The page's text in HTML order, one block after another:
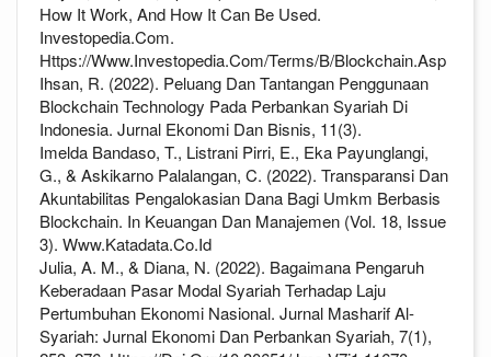
How It Work, And How It Can Be Used.
Investopedia.Com.
Https://Www.Investopedia.Com/Terms/B/Blockchain.Asp
Ihsan, R. (2022). Peluang Dan Tantangan Penggunaan
Blockchain Technology Pada Perbankan Syariah Di
Indonesia. Jurnal Ekonomi Dan Bisnis, 11(3).
Imelda Bandaso, T., Listrani Pirri, E., Eka Payunglangi,
G., & Askikarno Palalangan, C. (2022). Transparansi Dan
Akuntabilitas Pengalokasian Dana Bagi Umkm Berbasis
Blockchain. In Keuangan Dan Manajemen (Vol. 18, Issue
3). Www.Katadata.Co.Id
Julia, A. M., & Diana, N. (2022). Bagaimana Pengaruh
Keberadaan Pasar Modal Syariah Terhadap Laju
Pertumbuhan Ekonomi Nasional. Jurnal Masharif Al-
Syariah: Jurnal Ekonomi Dan Perbankan Syariah, 7(1),